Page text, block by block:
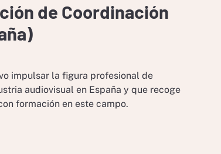
de Coordinación
impulsar la figura profesional de
audiovisual en España y que recoge
formación en este campo.